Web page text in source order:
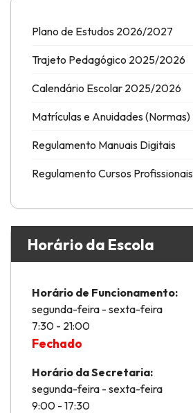
Plano de Estudos 2026/2027
Trajeto Pedagógico 2025/2026
Calendário Escolar 2025/2026
Matrículas e Anuidades (Normas)
Regulamento Manuais Digitais
Regulamento Cursos Profissionais
Horário da Escola
Horário de Funcionamento:
segunda-feira - sexta-feira
7:30 - 21:00
Fechado
Horário da Secretaria:
segunda-feira - sexta-feira
9:00 - 17:30